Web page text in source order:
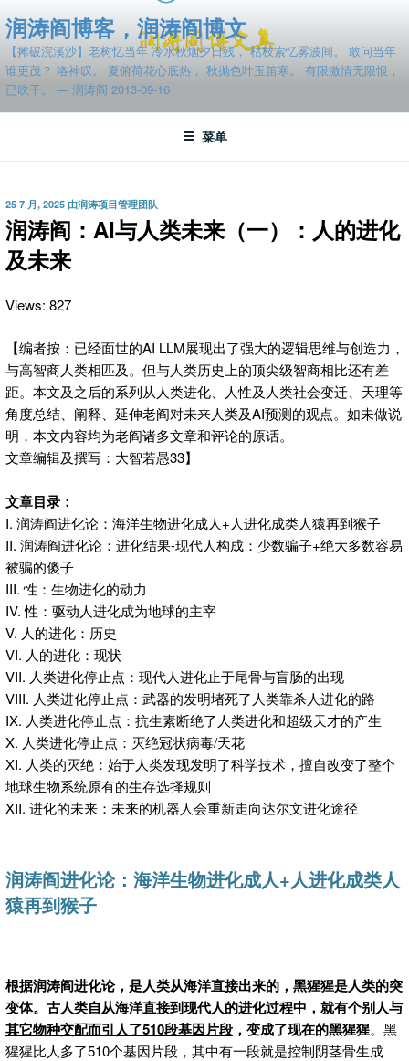
至
容
润涛阎博客，润涛阎博文
【摊破浣溪沙】老树忆当年 冷水秋烟夕日残， 枯枝索忆雾波间。 敢问当年
谁更茂？ 洛神叹。 夏俯荷花心底热， 秋抛色叶玉笛寒。 有限激情无限恨，
已吹干。 — 润涛阎 2013-09-16
菜单
发
布
于
25 7 月, 2025 由润涛项目管理团队
润涛阎：AI与人类未来（一）：人的进化
及未来
Views: 827
【编者按：已经面世的AI LLM展现出了强大的逻辑思维与创造力，
与高智商人类相匹及。但与人类历史上的顶尖级智商相比还有差
距。本文及之后的系列从人类进化、人性及人类社会变迁、天理等
角度总结、阐释、延伸老阎对未来人类及AI预测的观点。如未做说
明，本文内容均为老阎诸多文章和评论的原话。
文章编辑及撰写：大智若愚33】
文章目录：
I. 润涛阎进化论：海洋生物进化成人+人进化成类人猿再到猴子
II. 润涛阎进化论：进化结果-现代人构成：少数骗子+绝大多数容易
被骗的傻子
III. 性：生物进化的动力
IV. 性：驱动人进化成为地球的主宰
V. 人的进化：历史
VI. 人的进化：现状
VII. 人类进化停止点：现代人进化止于尾骨与盲肠的出现
VIII. 人类进化停止点：武器的发明堵死了人类靠杀人进化的路
IX. 人类进化停止点：抗生素断绝了人类进化和超级天才的产生
X. 人类进化停止点：灭绝冠状病毒/天花
XI. 人类的灭绝：始于人类发现发明了科学技术，擅自改变了整个
地球生物系统原有的生存选择规则
XII. 进化的未来：未来的机器人会重新走向达尔文进化途径
润涛阎进化论： 海洋生物进化成人+人进化成类人
猿再到猴子
根据润涛阎进化论，是人类从海洋直接出来的，黑猩猩是人类的突
变体。 古人类自从海洋直接到现代人的进化过程中，就有个别人与
其它物种交配而引人了510段基因片段 ，变成了现在的黑猩猩。黑
猩猩比人多了510个基因片段，其中有一段就是控制阴茎骨生成